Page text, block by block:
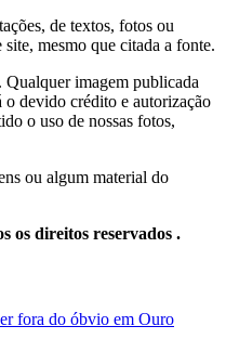
de textos, fotos ou
mesmo que citada a fonte.
Qualquer imagem publicada
o devido crédito e autorização
o uso de nossas fotos,
ou algum material do
os direitos reservados .
fora do óbvio em Ouro